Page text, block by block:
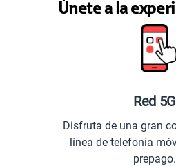
Únete a la
de una gran conexión para tu
de telefonía móvil postpago y